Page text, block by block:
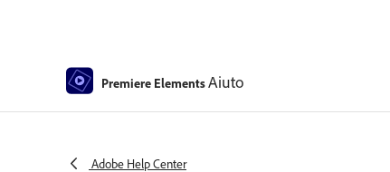
Premiere ElementsAiuto
Adobe Help Center
Creare un video time-lapse o
stop-motion - Modifica guidata
time-lapse